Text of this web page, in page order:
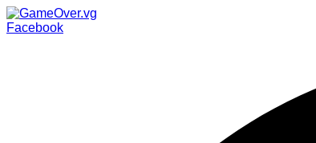
Facebook